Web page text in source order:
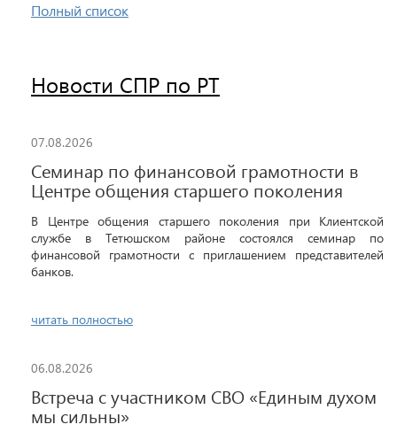
Полный список
Новости СПР по РТ
07.08.2026
Семинар по финансовой грамотности в
Центре общения старшего поколения
В Центре общения старшего поколения при Клиентской
службе в Тетюшском районе состоялся семинар по
финансовой грамотности с приглашением представителей
банков.
читать полностью
06.08.2026
Встреча с участником СВО «Единым духом
мы сильны»